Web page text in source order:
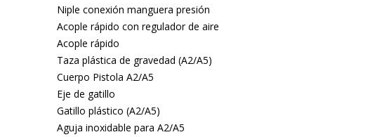
Niple conexión manguera presión
Acople rápido con regulador de aire
Acople rápido
Taza plástica de gravedad (A2/A5)
Cuerpo Pistola A2/A5
Eje de gatillo
Gatillo plástico (A2/A5)
Aguja inoxidable para A2/A5